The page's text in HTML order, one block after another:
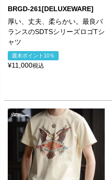
BRGD-261[DELUXEWARE]
厚い、丈夫、柔らかい。最良バ
ランスのSDTSシリーズロゴTシ
ャツ
週末ポイント10％
¥11,000税込